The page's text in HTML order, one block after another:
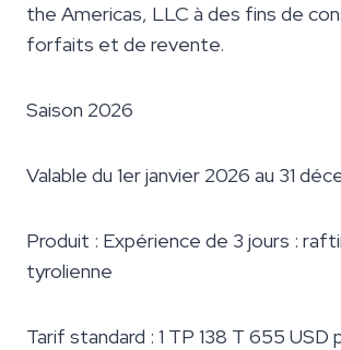
the Americas, LLC à des fins de
forfaits et de revente.
Saison 2026
Valable du 1er janvier 2026 au 31
Produit : Expérience de 3 jours :
tyrolienne
Tarif standard : 1 TP 138 T 655 USD